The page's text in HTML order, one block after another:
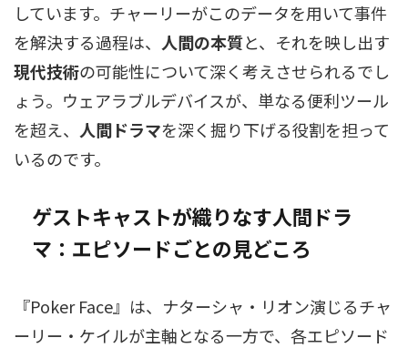
しています。チャーリーがこのデータを用いて事件
を解決する過程は、 人間の本質と、それを映し出す
現代技術の可能性について深く考えさせられるでし
ょう。ウェアラブルデバイスが、単なる便利ツール
を超え、 人間ドラマを深く掘り下げる役割を担って
いるのです。
ゲストキャストが織りなす人間ドラ
マ：エピソードごとの見どころ
『Poker Face』は、ナターシャ・リオン演じるチャ
ーリー・ケイルが主軸となる一方で、各エピソード